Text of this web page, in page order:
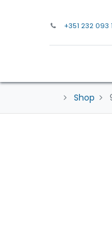
+351 232 093
Shop